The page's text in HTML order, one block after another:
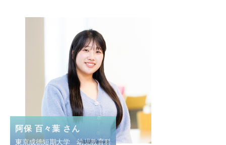
阿保 百々葉 さん
東京成徳短期大学 幼児教育科